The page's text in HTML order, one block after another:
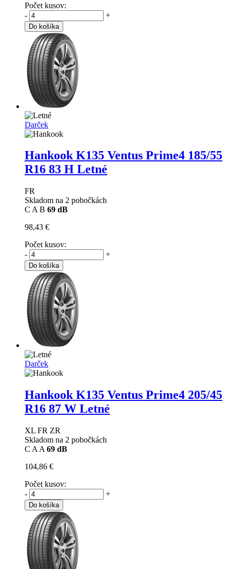
Počet kusov:
-
+
Do košíka
Darček
Hankook K135 Ventus Prime4 185/55
R16 83 H Letné
FR
Skladom na 2 pobočkách
C A B 69 dB
98,43 €
Počet kusov:
-
+
Do košíka
Darček
Hankook K135 Ventus Prime4 205/45
R16 87 W Letné
XL FR ZR
Skladom na 2 pobočkách
C A A 69 dB
104,86 €
Počet kusov:
-
+
Do košíka